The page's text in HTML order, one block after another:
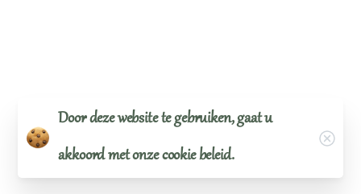
Door deze website te gebruiken, gaat u
akkoord met onze cookie beleid.
Close